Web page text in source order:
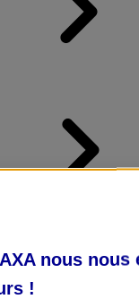
nous
!